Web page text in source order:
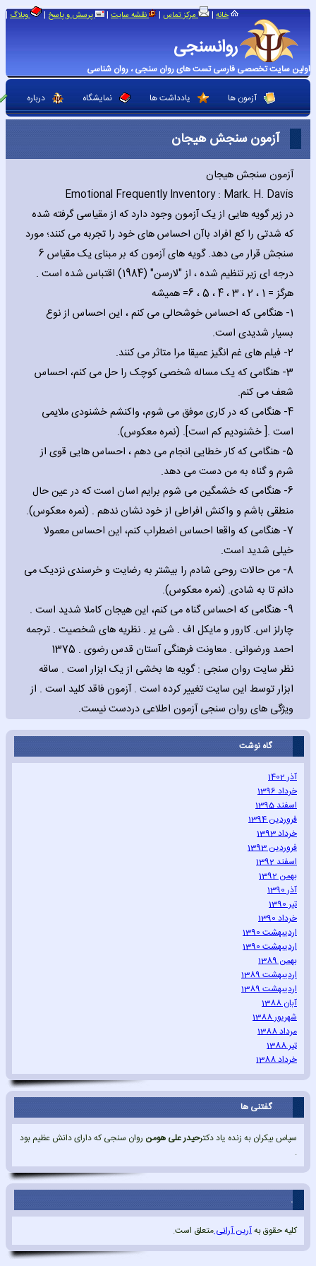
روانسنجی
اولین سایت تخصصی فارسی تست های روان سنجی ، روان شناسی
خانه | مرکز تماس | نقشه سایت | پرسش و پاسخ | وبلاگ |
آزمون ها یادداشت ها نمایشگاه درباره
آزمون سنجش هیجان
آزمون سنجش هیجان
Emotional Frequently Inventory : Mark. H. Davis
در زیر گویه هایی از یک آزمون وجود دارد که از مقیاسی گرفته شده
که شدتی را کع افراد باآن احساس های خود را تجربه می کنند؛ مورد
سنجش قرار می دهد. گویه های آزمون که بر مبنای یک مقیاس 6
درجه ای زیر تنظیم شده ، از "لارسن" (1984) اقتباس شده است .
هرگز = 1 ، 2 ، 3 ، 4 ، 5 ، 6= همیشه
1- هنگامی که احساس خوشحالی می کنم ، این احساس از نوع
بسیار شدیدی است.
2- فیلم های غم انگیز عمیقا مرا متاثر می کنند.
3- هنگامی که یک مساله شخصی کوچک را حل می کنم، احساس
شعف می کنم.
4- هنگامی که در کاری موفق می شوم، واکنشم خشنودی ملایمی
است .[ خشنودیم کم است]. (نمره معکوس).
5- هنگامی که کار خطایی انجام می دهم ، احساس هایی قوی از
شرم و گناه به من دست می دهد.
6- هنگامی که خشمگین می شوم برایم اسان است که در عین حال
منطقی باشم و واکنش افراطی از خود نشان ندهم . (نمره معکوس).
7- هنگامی که واقعا احساس اضطراب کنم، این احساس معمولا
خیلی شدید است.
8- من حالات روحی شادم را بیشتر به رضایت و خرسندی نزدیک می
دانم تا به شادی. (نمره معکوس).
9- هنگامی که احساس گناه می کنم، این هیجان کاملا شدید است .
چارلز اس. کارور و مایکل اف . شی یر . نظریه های شخصیت . ترجمه
احمد ورضوانی . معاونت فرهنگی آستان قدس رضوی . 1375
نظر سایت روان سنجی : گویه ها بخشی از یک ابزار است . ساقه
ابزار توسط این سایت تغییر کرده است . آزمون فاقد کلید است . از
ویژگی های روان سنجی آزمون اطلاعی دردست نیست.
گاه نوشت
آذر 1402
خرداد 1396
اسفند 1395
فروردین 1394
خرداد 1393
فروردین 1393
اسفند 1392
بهمن 1392
آذر 1390
تیر 1390
خرداد 1390
اردیبهشت 1390
اردیبهشت 1390
بهمن 1389
اردیبهشت 1389
اردیبهشت 1389
آبان 1388
شهریور 1388
مرداد 1388
تیر 1388
خرداد 1388
گفتنی ها
سپاس بیکران به زنده یاد دکترحیدر علی هومن روان سنجی که دارای دانش عظیم بود
.
.
کلیه حقوق بهآرین آرانیمتعلق است.